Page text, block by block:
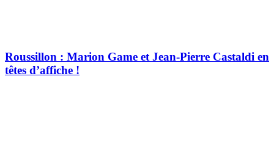
Roussillon : Marion Game et Jean-Pierre Castaldi en
têtes d’affiche !